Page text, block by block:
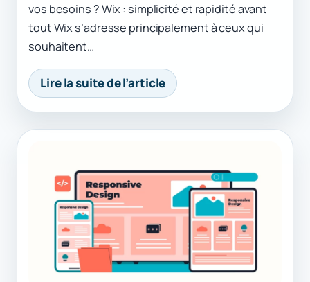
vos besoins ? Wix : simplicité et rapidité avant
tout Wix s’adresse principalement à ceux qui
souhaitent…
Lire la suite de l’article